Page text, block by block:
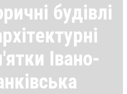
будівлі
Івано-